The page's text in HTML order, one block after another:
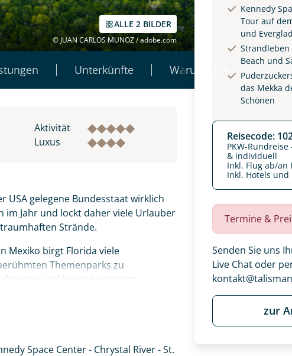
ALLE 2 BILDER
© JUAN CARLOS MUNOZ / adobe.com
Unterkünfte Warum USA
Kennedy
Tour auf
und
Strandleben
Beach und
das Mekka
Schönen
Reisecode:
PKW-
& individuell
Inkl. Flug ab/an
Inkl. Hotels und
Termine &
Senden Sie uns
Live Chat oder
zur
Aktivität
Luxus
USA gelegene Bundesstaat wirklich
im Jahr und lockt daher viele Urlauber
Strände.
Mexiko birgt Florida viele
Themenparks zu
und kaum bekannten
Space Center, dem
Space Center - Chrystal River - St.